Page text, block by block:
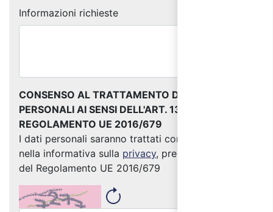
Informazioni richieste
CONSENSO AL TRATTAMENTO DEI DATI
PERSONALI AI SENSI DELL'ART. 13 DEL
REGOLAMENTO UE 2016/679
I dati personali saranno trattati come indicato
nella informativa sulla privacy, predisposta ai sensi
del Regolamento UE 2016/679